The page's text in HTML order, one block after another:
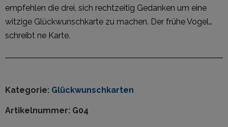
empfehlen die drei, sich rechtzeitig Gedanken um eine
witzige Glückwunschkarte zu machen. Der frühe Vogel…
schreibt ne Karte.
Kategorie: Glückwunschkarten
Artikelnummer: G04